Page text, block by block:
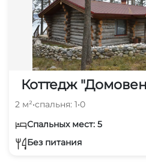
Коттедж
2 м²•спальня: 1•0
Спальных мест: 5
Без питания